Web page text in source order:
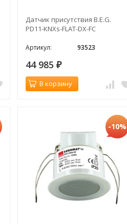
Датчик присутствия B.E.G.
PD11-KNXs-FLAT-DX-FC
Артикул: 93523
44 985 ₽
В корзину
-10%